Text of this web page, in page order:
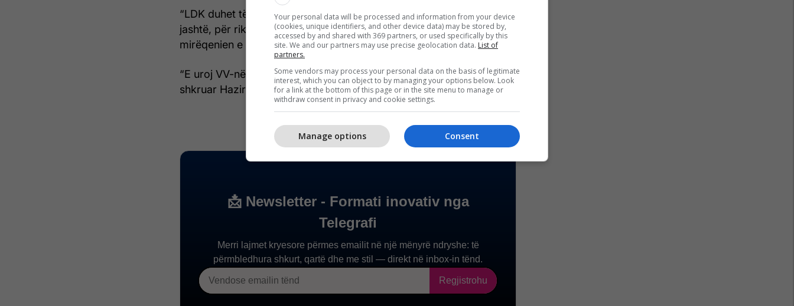
“LDK duhet të vazhdojë t’i bashkojë të gjitha pjesët e saj, brenda e
jashtë, për rikthimin e madh. Të kontribuoj në stabilitetin e vendit dhe
mirëqenien e Republikës”.
“E uroj VV-në dhe Vjosa Osmanit për suksesin në këto zgjedhje!”, ka
shkruar Haziri.
/Telegrafi/
Your personal data will be processed and information from your device
(cookies, unique identifiers, and other device data) may be stored by,
accessed by and shared with 369 partners, or used specifically by this
site. We and our partners may use precise geolocation data. List of
partners.
Some vendors may process your personal data on the basis of legitimate
interest, which you can object to by managing your options below. Look
for a link at the bottom of this page or in the site menu to manage or
withdraw consent in privacy and cookie settings.
Consent
Manage options